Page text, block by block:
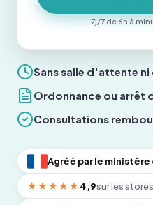
Sans salle d'attente
Ordonnance ou arrêt
Consultations
Agréé par le ministère
★★★★★ 4,9sur les
7j/7 de 6h à